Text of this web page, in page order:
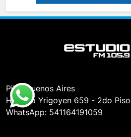
Pilar, Buenos Aires
Hipólito Yrigoyen 659 - 2do Piso
WhatsApp: 541164191059